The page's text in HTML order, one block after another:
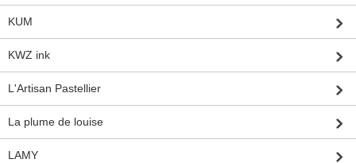
KUM
KWZ ink
L'Artisan Pastellier
La plume de louise
LAMY